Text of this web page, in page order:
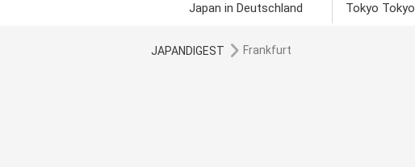
Japan in Deutschland Tokyo Tokyo
JAPANDIGEST Frankfurt